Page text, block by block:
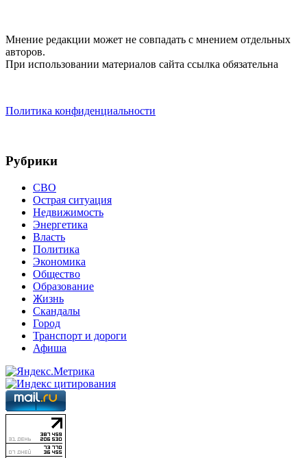
Мнение редакции может не совпадать с мнением отдельных
авторов.
При использовании материалов сайта ссылка обязательна
Политика конфиденциальности
Рубрики
СВО
Острая ситуация
Недвижимость
Энергетика
Власть
Политика
Экономика
Общество
Образование
Жизнь
Скандалы
Город
Транспорт и дороги
Афиша